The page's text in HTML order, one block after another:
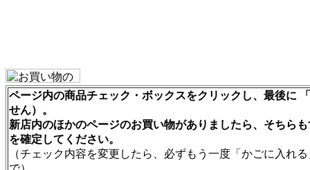
ページ内の商品チェック・ボックスをクリックし、最後に
せん）。
新店内のほかのページのお買い物がありましたら、そちら
を確定してください。
（チェック内容を変更したら、必ずもう一度「かごに入れ